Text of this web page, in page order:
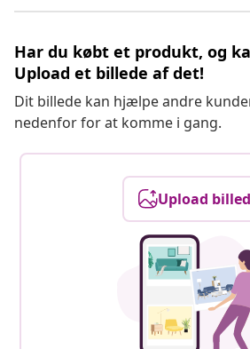
Har du købt et produkt, og
Upload et billede af det!
Dit billede kan hjælpe andre
nedenfor for at komme i gang.
Upload